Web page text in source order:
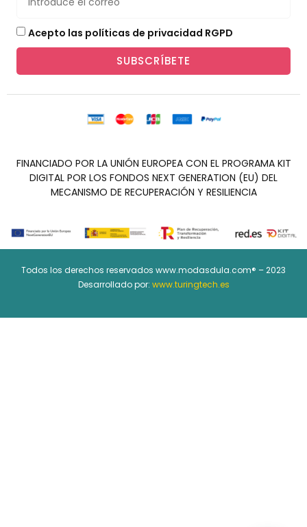
Acepto las políticas de privacidad RGPD
SUBSCRÍBETE
FINANCIADO POR LA UNIÓN EUROPEA CON EL PROGRAMA KIT
DIGITAL POR LOS FONDOS NEXT GENERATION (EU) DEL
MECANISMO DE RECUPERACIÓN Y RESILIENCIA
Todos los derechos reservados www.modasdula.com® – 2023
Desarrollado por: www.turingtech.es